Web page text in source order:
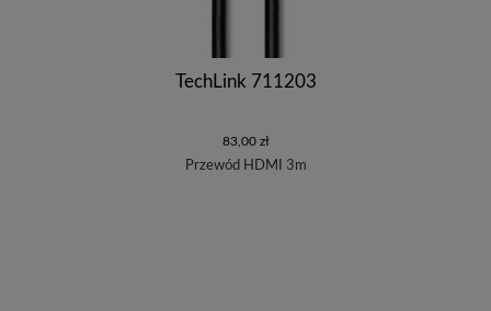
TechLink 711203
83,00 zł
Przewód HDMI 3m